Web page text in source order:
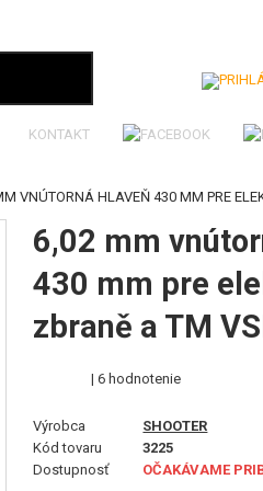
KONTAKT
VNÚTORNÁ HLAVEŇ 430 MM PRE
6,02 mm
430 mm pre
zbraně a TM
| 6 hodnotenie
Výrobca
SHOOTER
Kód tovaru
3225
Dostupnosť
OČAKÁVAME